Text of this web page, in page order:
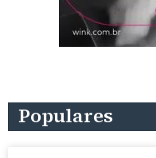
Populares